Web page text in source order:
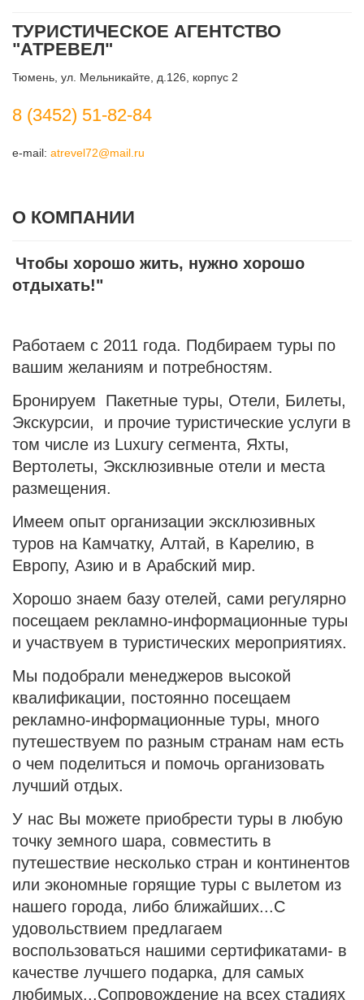
ТУРИСТИЧЕСКОЕ АГЕНТСТВО
"АТРЕВЕЛ"
Тюмень, ул. Мельникайте, д.126, корпус 2
8 (3452) 51-82-84
e-mail: atrevel72@mail.ru
О КОМПАНИИ
Чтобы хорошо жить, нужно хорошо
отдыхать!"
Работаем с 2011 года. Подбираем туры по
вашим желаниям и потребностям.
Бронируем Пакетные туры, Отели, Билеты,
Экскурсии, и прочие туристические услуги в
том числе из Luxury сегмента, Яхты,
Вертолеты, Эксклюзивные отели и места
размещения.
Имеем опыт организации эксклюзивных
туров на Камчатку, Алтай, в Карелию, в
Европу, Азию и в Арабский мир.
Хорошо знаем базу отелей, сами регулярно
посещаем рекламно-информационные туры
и участвуем в туристических мероприятиях.
Мы подобрали менеджеров высокой
квалификации, постоянно посещаем
рекламно-информационные туры, много
путешествуем по разным странам нам есть
о чем поделиться и помочь организовать
лучший отдых.
У нас Вы можете приобрести туры в любую
точку земного шара, совместить в
путешествие несколько стран и континентов
или экономные горящие туры с вылетом из
нашего города, либо ближайших...С
удовольствием предлагаем
воспользоваться нашими сертификатами- в
качестве лучшего подарка, для самых
любимых...Сопровождение на всех стадиях